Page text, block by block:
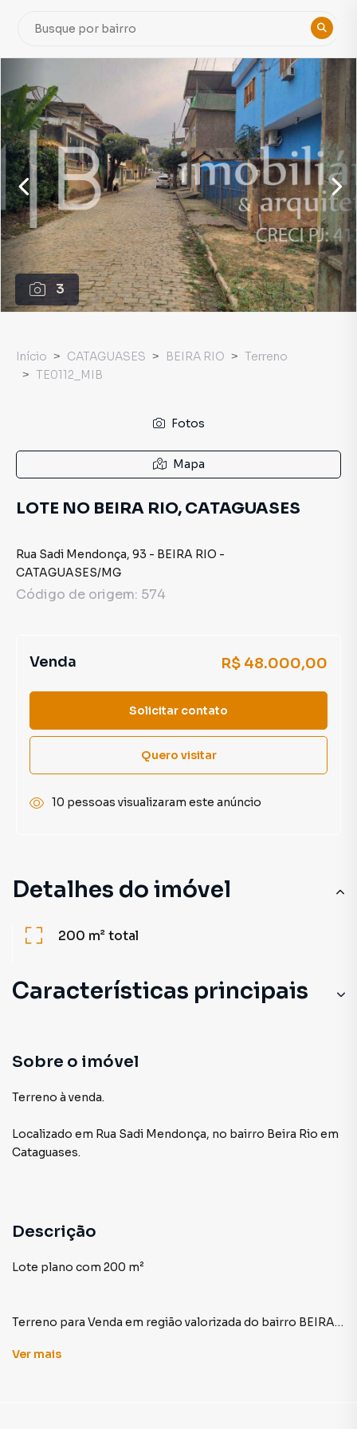
3
Detalhes do imóvel
200 m²total
Características principais
Sobre o imóvel
Terreno à venda.
Localizado em Rua Sadi Mendonça, no bairro Beira Rio em
Cataguases.
Descrição
Lote plano com 200 m²
Terreno para Venda em região valorizada do bairro BEIRA
deseja mais informações sobre Terreno em
Ver mais
Início CATAGUASES BEIRA RIO
Terreno
TE0112_MIB
Fotos
Mapa
LOTE NO BEIRA RIO, CATAGUASES
Rua Sadi Mendonça, 93 - BEIRA RIO -
CATAGUASES/MG
Código de origem: 574
Venda R$ 48.000,00
Solicitar contato
Quero visitar
10 pessoas visualizaram este anúncio